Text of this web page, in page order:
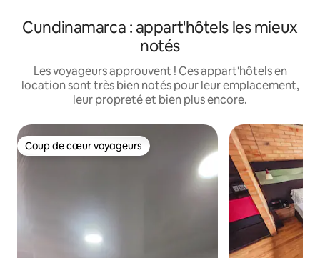
Cundinamarca : appart'hôtels les mieux
notés
Les voyageurs approuvent ! Ces appart'hôtels en
location sont très bien notés pour leur emplacement,
leur propreté et bien plus encore.
Coup de cœur voyageurs
Coup de cœur voyageurs